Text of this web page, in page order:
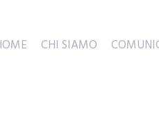
CHI SIAMO